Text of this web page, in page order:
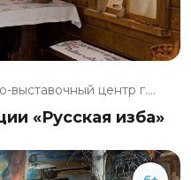
выставочный центр г....
«Русская изба»